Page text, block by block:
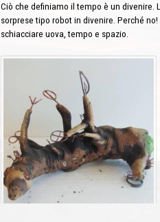
Ciò che definiamo il tempo è un divenire.
sorprese tipo robot in divenire. Perché
schiacciare uova, tempo e spazio.